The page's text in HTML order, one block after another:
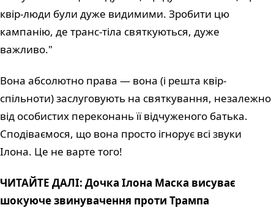
квір-люди були дуже видимими. Зробити цю
кампанію, де транс-тіла святкуються, дуже
важливо."
Вона абсолютно права — вона (і решта квір-
спільноти) заслуговують на святкування, незалежно
від особистих переконань її відчуженого батька.
Сподіваємося, що вона просто ігнорує всі звуки
Ілона. Це не варте того!
ЧИТАЙТЕ ДАЛІ: Дочка Ілона Маска висуває
шокуюче звинувачення проти Трампа